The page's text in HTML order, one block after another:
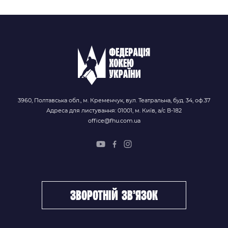
3960, Полтавська обл., м. Кременчук, вул. Театральна, буд. 34, оф.37
Адреса для листування: 01001, м. Київ, а/с В-182
office@fhu.com.ua
зворотній зв’язок